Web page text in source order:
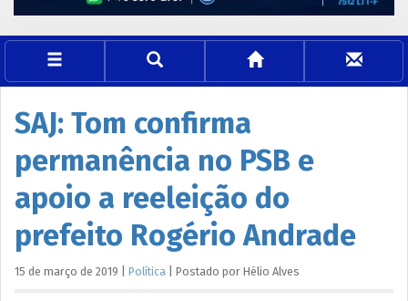
SAJ: Tom confirma
permanência no PSB e
apoio a reeleição do
prefeito Rogério Andrade
15 de março de 2019 Política Postado por Hélio Alves